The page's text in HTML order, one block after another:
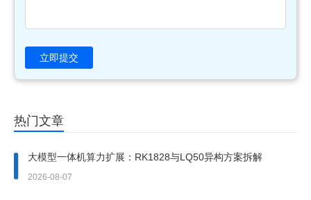
立即提交
热门文章
大模型一体机算力扩展：RK1828与LQ50异构方案拆解
2026-08-07